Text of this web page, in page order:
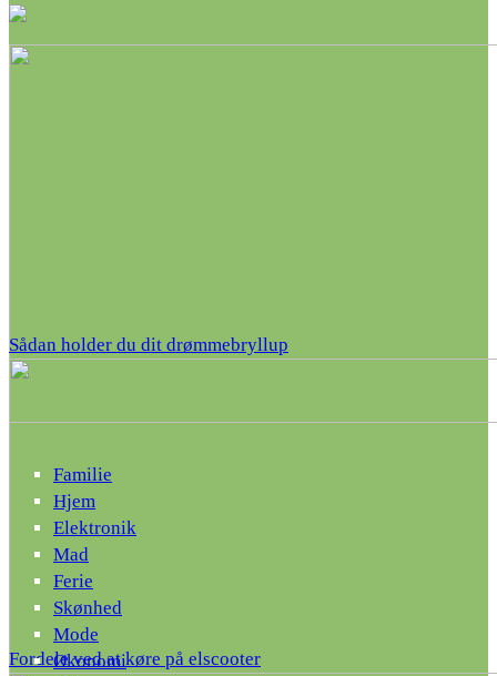
Sådan holder du dit drømmebryllup
Fordele ved at køre på elscooter
Familie
Hjem
Elektronik
Mad
Ferie
Skønhed
Mode
Økonomi